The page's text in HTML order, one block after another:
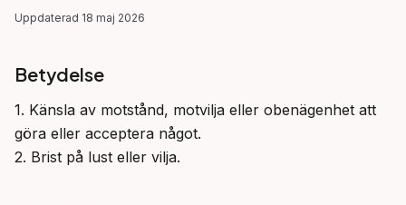
Uppdaterad 18 maj 2026
Betydelse
1. Känsla av motstånd, motvilja eller obenägenhet att
göra eller acceptera något.
2. Brist på lust eller vilja.